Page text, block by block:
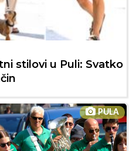
stilovi u Puli: Svatko
PULA